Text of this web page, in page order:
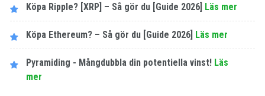
Köpa Ripple? [XRP] – Så gör du [Guide 2026] Läs mer
Köpa Ethereum? – Så gör du [Guide 2026] Läs mer
Pyramiding - Mångdubbla din potentiella vinst! Läs
mer